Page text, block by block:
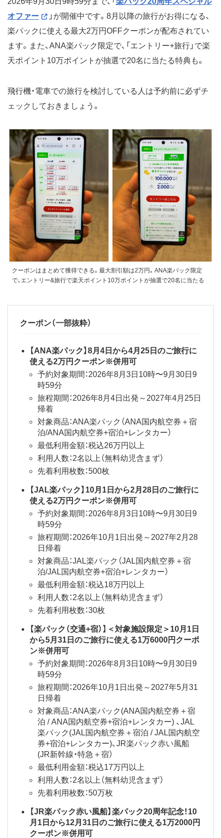
オファー
」が開催中です。8月以降の旅行がお得になる、
楽パックに使える最大2万円OFFクーポンが配布されてい
ます。また、ANA楽パック限定で、「エントリー+旅行」で楽
天ポイント10万ポイントが抽選で20名に当たる特典も。
飛行機・電車での旅行を検討している人は予約前に必ずチ
ェックしておきましょう。
クーポンはまとめて獲得できる。最大割引額は2万円。ANA楽パック限定
で、エントリー&旅行で楽天ポイント10万ポイントが抽選で20名に当たる
クーポン（一部抜粋）
【ANA楽パック】8月4日から4月25日のご旅行に
使える2万円クーポン※併用可
予約対象期間：2026年8月3日10時〜9月30日9
時59分
旅程期間：2026年8月4日出発～2027年4月25日
帰着
対象商品：ANA楽パック（ANA国内航空券＋宿
泊/ANA国内航空券+宿泊+レンタカー）
最低利用金額：税込26万円以上
利用人数：2名以上（無料幼児含まず）
先着利用枚数：500枚
【JAL楽パック】10月1日から2月28日のご旅行に
使える2万円クーポン※併用可
予約対象期間：2026年8月3日10時〜9月30日9
時59分
旅程期間：2026年10月1日出発～2027年2月28
日帰着
対象商品：JAL楽パック（JAL国内航空券＋宿
泊/JAL国内航空券+宿泊+レンタカー）
最低利用金額：税込18万円以上
利用人数：2名以上（無料幼児含まず）
先着利用枚数：30枚
【楽パック（交通+宿）】＜対象施設限定＞10月1日
から5月31日のご旅行に使える1万6000円クーポ
ン※併用可
予約対象期間：2026年8月3日10時〜9月30日9
時59分
旅程期間：2026年10月1日出発～2027年5月31
日帰着
対象商品：ANA楽パック(ANA国内航空券＋宿
泊 / ANA国内航空券+宿泊+レンタカー) 、JAL
楽パック(JAL国内航空券＋宿泊 / JAL国内航空
券+宿泊+レンタカー)、JR楽パック赤い風船
(JR新幹線・特急＋宿）
最低利用金額：税込17万円以上
利用人数：2名以上（無料幼児含まず）
先着利用枚数：50万枚
【JR楽パック赤い風船】楽パック20周年記念！10
月1日から12月31日のご旅行に使える1万2000円
クーポン※併用可